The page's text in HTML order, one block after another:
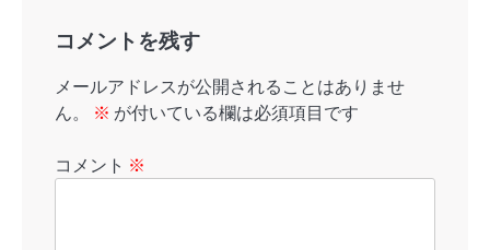
コメントを残す
メールアドレスが公開されることはありませ
ん。
※ が付いている欄は必須項目です
コメント ※